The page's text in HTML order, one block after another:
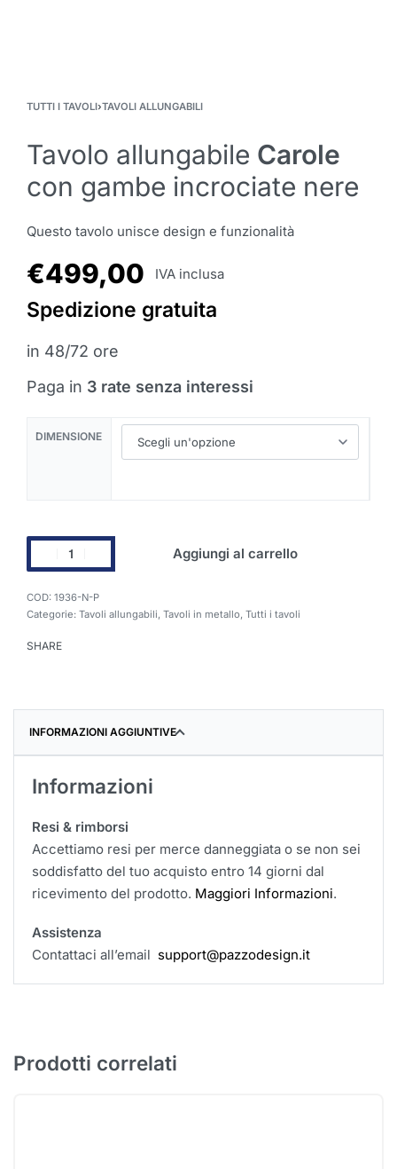
TUTTI I TAVOLI›TAVOLI ALLUNGABILI
Tavolo allungabile Carole
con gambe incrociate nere
Questo tavolo unisce design e funzionalità
€499,00 IVA inclusa
Spedizione gratuita
in 48/72 ore
Paga in 3 rate senza interessi
DIMENSIONE
Aggiungi al carrello
1936-N-P
Categorie: Tavoli allungabili Tavoli in metallo Tutti i tavoli
SHARE
INFORMAZIONI AGGIUNTIVE
Informazioni
Resi & rimborsi
Accettiamo resi per merce danneggiata o se non sei
soddisfatto del tuo acquisto entro 14 giorni dal
ricevimento del prodotto. Maggiori Informazioni.
Assistenza
Contattaci all’email support@pazzodesign.it
Prodotti correlati